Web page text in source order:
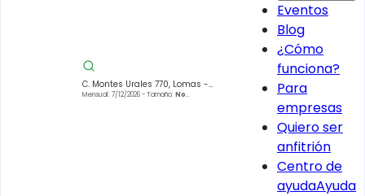
C. Montes Urales 770, Lomas -
Virreyes, Lomas de Chapultepec,
Mensual: 7/12/2026- Tamaño: No
Eventos
Blog
¿Cómo
funciona?
Para
empresas
Quiero ser
anfitrión
Centro de
ayudaAyuda